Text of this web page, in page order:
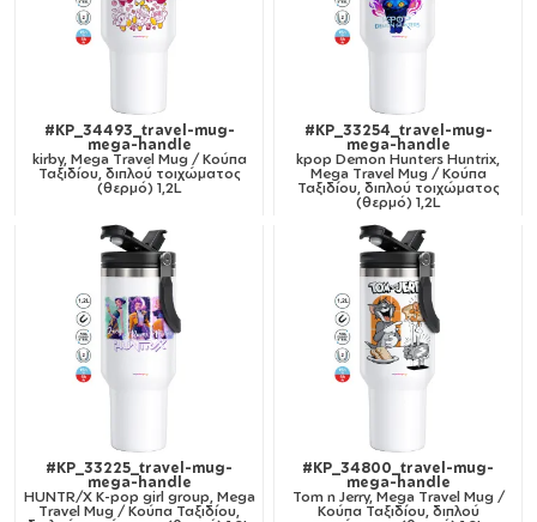
#KP_34493_travel-mug-
mega-handle
kirby, Mega Travel Mug / Κούπα
Ταξιδίου, διπλού τοιχώματος
(θερμό) 1,2L
#KP_33254_travel-mug-
mega-handle
kpop Demon Hunters Huntrix,
Mega Travel Mug / Κούπα
Ταξιδίου, διπλού τοιχώματος
(θερμό) 1,2L
#KP_33225_travel-mug-
mega-handle
HUNTR/X K-pop girl group, Mega
Travel Mug / Κούπα Ταξιδίου,
#KP_34800_travel-mug-
mega-handle
Tom n Jerry, Mega Travel Mug /
Κούπα Ταξιδίου, διπλού